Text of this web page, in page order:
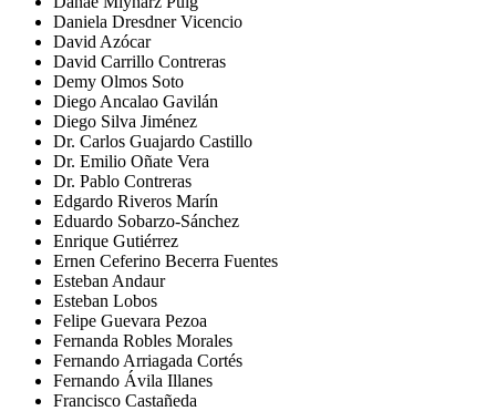
Daniela Dresdner Vicencio
David Azócar
David Carrillo Contreras
Demy Olmos Soto
Diego Ancalao Gavilán
Diego Silva Jiménez
Dr. Carlos Guajardo Castillo
Dr. Emilio Oñate Vera
Dr. Pablo Contreras
Edgardo Riveros Marín
Eduardo Sobarzo-Sánchez
Enrique Gutiérrez
Ernen Ceferino Becerra Fuentes
Esteban Andaur
Esteban Lobos
Felipe Guevara Pezoa
Fernanda Robles Morales
Fernando Arriagada Cortés
Fernando Ávila Illanes
Francisco Castañeda